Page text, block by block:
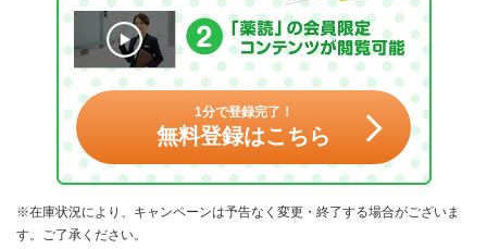
1分で登録完了！
無料登録はこちら
※在庫状況により、キャンペーンは予告なく変更・終了する場合がございま
す。ご了承ください。